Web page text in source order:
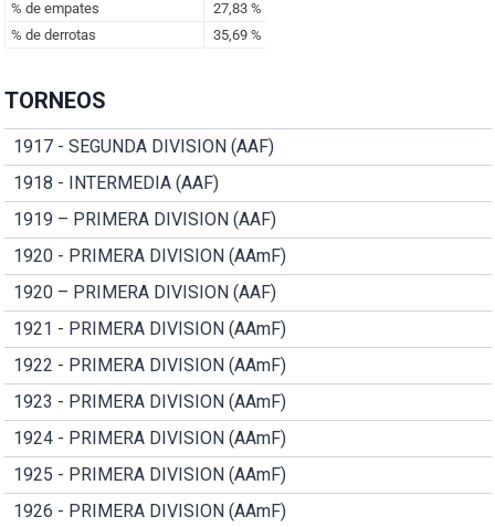
TORNEOS
1917 - SEGUNDA DIVISION (AAF)
1918 - INTERMEDIA (AAF)
1919 – PRIMERA DIVISION (AAF)
1920 - PRIMERA DIVISION (AAmF)
1920 – PRIMERA DIVISION (AAF)
1921 - PRIMERA DIVISION (AAmF)
1922 - PRIMERA DIVISION (AAmF)
1923 - PRIMERA DIVISION (AAmF)
1924 - PRIMERA DIVISION (AAmF)
1925 - PRIMERA DIVISION (AAmF)
1926 - PRIMERA DIVISION (AAmF)